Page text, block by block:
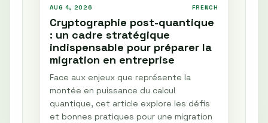
AUG 4, 2026 FRENCH
Cryptographie post-quantique
: un cadre stratégique
indispensable pour préparer la
migration en entreprise
Face aux enjeux que représente la
montée en puissance du calcul
quantique, cet article explore les défis
et bonnes pratiques pour une migration